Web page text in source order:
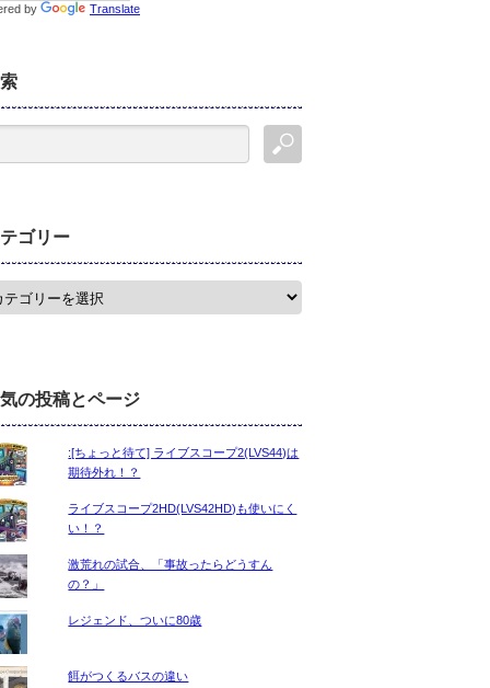
by Translate
ゴリー
の投稿とページ
:[ちょっと待て] ライブスコープ2(LVS44)は
期待外れ！？
ライブスコープ2HD(LVS42HD)も使いにく
い！？
激荒れの試合、「事故ったらどうすん
の？」
レジェンド、ついに80歳
餌がつくるバスの違い